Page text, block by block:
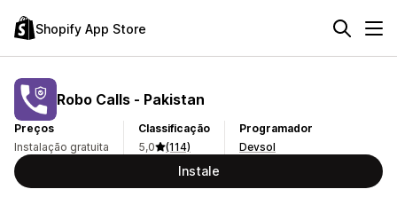
Shopify App Store
Robo Calls ‑ Pakistan
Preços
Instalação gratuita
Classificação
5,0
(114)
Programador
Devsol
Instale